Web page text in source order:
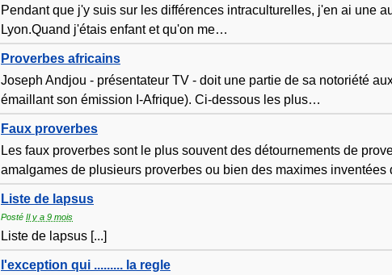
Pendant que j'y suis sur les différences intraculturelles, j'en ai une
Lyon.Quand j'étais enfant et qu'on me…
Proverbes africains
Joseph Andjou - présentateur TV - doit une partie de sa notoriété
émaillant son émission I-Afrique). Ci-dessous les plus…
Faux proverbes
Les faux proverbes sont le plus souvent des détournements de
amalgames de plusieurs proverbes ou bien des maximes inventées
Liste de lapsus
Posté Il y a 9 mois
Liste de lapsus [...]
l'exception qui ......... la regle